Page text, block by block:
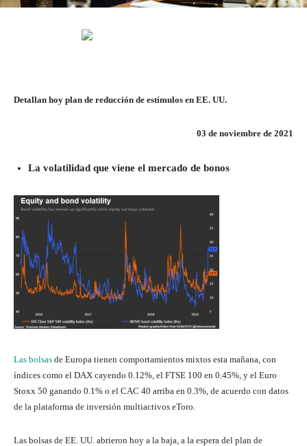
Detallan hoy plan de reducción de estímulos en EE. UU.
03 de noviembre de 2021
La volatilidad que viene el mercado de bonos
Las bolsas de Europa tienen comportamientos mixtos esta mañana, con
índices como el DAX cayendo 0.12%, el FTSE 100 en 0.45%, y el Euro
Stoxx 50 ganando 0.1% o el CAC 40 arriba en 0.3%, de acuerdo con datos
de la plataforma de inversión multiactivos eToro.
Las bolsas de EE. UU. abrieron hoy a la baja, a la espera del plan de